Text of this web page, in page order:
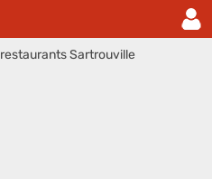
restaurants Sartrouville